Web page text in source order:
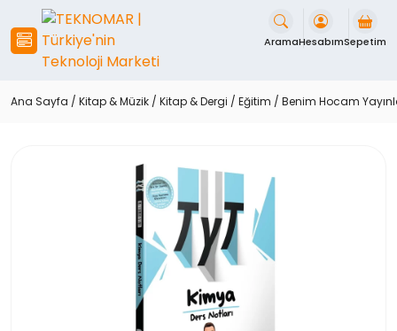
Geç
AramaHesabımSepetim
Ana Sayfa / Kitap & Müzik / Kitap & Dergi / Eğitim / Benim Hocam